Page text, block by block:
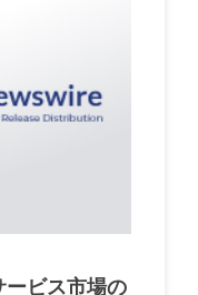
ービス市場の